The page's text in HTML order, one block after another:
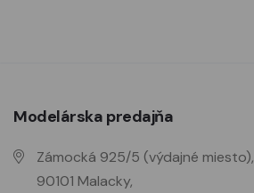
Modelárska predajňa
Zámocká 925/5 (výdajné miesto),
90101 Malacky,